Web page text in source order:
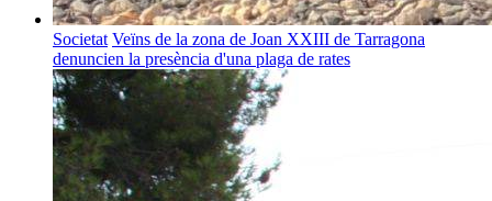
Societat Veïns de la zona de Joan XXIII de Tarragona
denuncien la presència d'una plaga de rates